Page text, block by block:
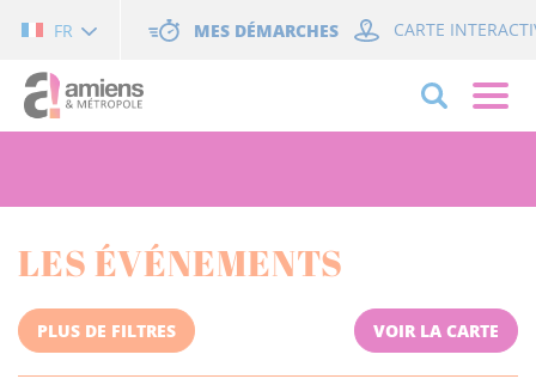
FR MES DÉMARCHES CARTE
LES ÉVÉNEMENTS
PLUS DE FILTRES VOIR LA CARTE